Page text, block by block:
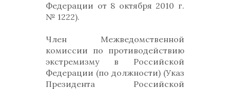
Федерации от 8 октября 2010 г.
№ 1222).
Член Межведомственной
комиссии по противодействию
экстремизму в Российской
Федерации (по должности) (Указ
Президента Российской